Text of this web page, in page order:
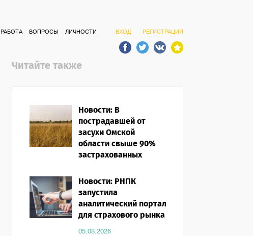
ВХОД РЕГИСТРАЦИЯ
РАБОТА ВОПРОСЫ ЛИЧНОСТИ
Читайте также
Новости: В
пострадавшей от
засухи Омской
области свыше 90%
застрахованных
полисом «от ЧС»
05.08.2026
Новости: РНПК
запустила
аналитический портал
для страхового рынка
05.08.2026